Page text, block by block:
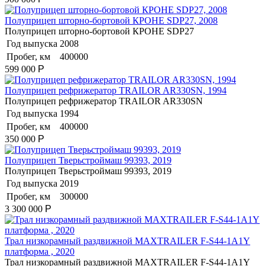
Полуприцеп шторно-бортовой КРОНЕ SDP27, 2008
Полуприцеп шторно-бортовой КРОНЕ SDP27
Год выпуска 2008
Пробег, км
400000
599 000 Р
Полуприцеп рефрижератор TRAILOR AR330SN, 1994
Полуприцеп рефрижератор TRAILOR AR330SN
Год выпуска 1994
Пробег, км
400000
350 000 Р
Полуприцеп Тверьстроймаш 99393, 2019
Полуприцеп Тверьстроймаш 99393, 2019
Год выпуска 2019
Пробег, км
300000
3 300 000 Р
Трал низкорамный раздвижной MAXTRAILER F-S44-1A1Y
платформа , 2020
Трал низкорамный раздвижной MAXTRAILER F-S44-1A1Y